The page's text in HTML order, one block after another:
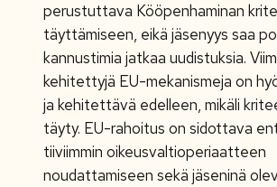
perustuttava Kööpenhaminan
täyttämiseen, eikä jäsenyys saa
kannustimia jatkaa uudistuksia.
kehitettyjä EU-mekanismeja on
ja kehitettävä edelleen, mikäli
täyty. EU-rahoitus on sidottava
tiiviimmin oikeusvaltioperiaatteen
noudattamiseen sekä jäseninä